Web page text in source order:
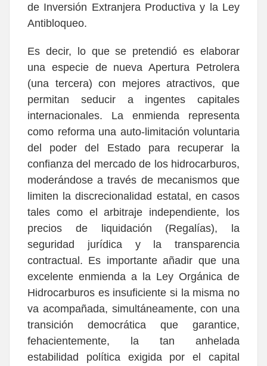
de Inversión Extranjera Productiva y la Ley
Antibloqueo.
Es decir, lo que se pretendió es elaborar
una especie de nueva Apertura Petrolera
(una tercera) con mejores atractivos, que
permitan seducir a ingentes capitales
internacionales. La enmienda representa
como reforma una auto-limitación voluntaria
del poder del Estado para recuperar la
confianza del mercado de los hidrocarburos,
moderándose a través de mecanismos que
limiten la discrecionalidad estatal, en casos
tales como el arbitraje independiente, los
precios de liquidación (Regalías), la
seguridad jurídica y la transparencia
contractual. Es importante añadir que una
excelente enmienda a la Ley Orgánica de
Hidrocarburos es insuficiente si la misma no
va acompañada, simultáneamente, con una
transición democrática que garantice,
fehacientemente, la tan anhelada
estabilidad política exigida por el capital